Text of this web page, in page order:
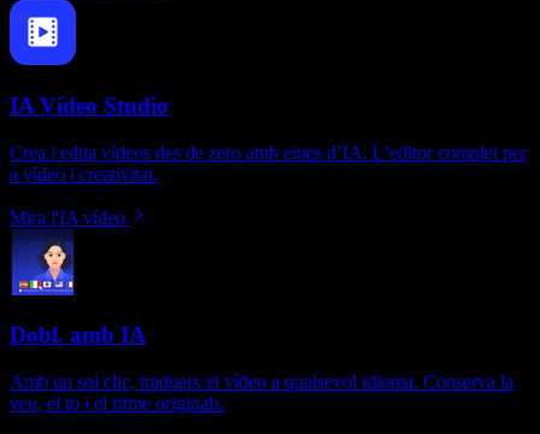
IA Vídeo Studio
Crea i edita vídeos des de zero amb eines d’IA. L’editor complet per
a vídeo i creativitat.
Mira l'IA vídeo
Dobl. amb IA
Amb un sol clic, tradueix el vídeo a qualsevol idioma. Conserva la
veu, el to i el ritme originals.